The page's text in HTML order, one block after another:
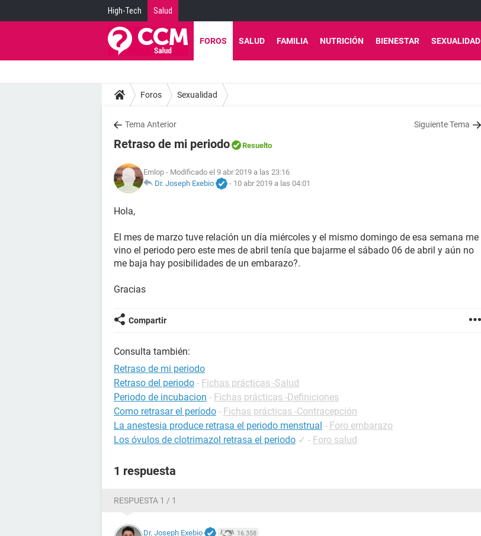
High-Tech Salud
FOROS SALUD FAMILIA NUTRICIÓN BIENESTAR SEXUALIDAD
Foros Sexualidad
Tema Anterior Siguiente Tema
Retraso de mi periodo Resuelto
Emlop - Modificado el 9 abr 2019 a las 23:16
Dr. Joseph Exebio
- 10 abr 2019 a las 04:01
Hola,
El mes de marzo tuve relación un día miércoles y el mismo domingo de esa semana me
vino el periodo pero este mes de abril tenía que bajarme el sábado 06 de abril y aún no
me baja hay posibilidades de un embarazo?.
Gracias
Compartir
Consulta también:
Retraso de mi periodo
Retraso del periodo - Fichas prácticas -Salud
Periodo de incubacion - Fichas prácticas -Definiciones
Como retrasar el período - Fichas prácticas -Contracepción
La anestesia produce retrasa el periodo menstrual - Foro embarazo
Los óvulos de clotrimazol retrasa el periodo ✓ - Foro salud
1 respuesta
RESPUESTA 1 / 1
Dr. Joseph Exebio 16.358